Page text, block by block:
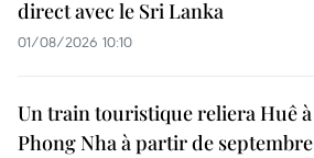
direct avec le Sri Lanka
01/08/2026 10:10
Un train touristique reliera Huê à
Phong Nha à partir de septembre